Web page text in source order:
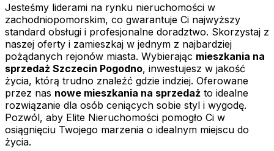
Jesteśmy liderami na rynku nieruchomości w
zachodniopomorskim, co gwarantuje Ci najwyższy
standard obsługi i profesjonalne doradztwo. Skorzystaj z
naszej oferty i zamieszkaj w jednym z najbardziej
pożądanych rejonów miasta. Wybierając mieszkania na
sprzedaż Szczecin Pogodno, inwestujesz w jakość
życia, którą trudno znaleźć gdzie indziej. Oferowane
przez nas nowe mieszkania na sprzedaż to idealne
rozwiązanie dla osób ceniących sobie styl i wygodę.
Pozwól, aby Elite Nieruchomości pomogło Ci w
osiągnięciu Twojego marzenia o idealnym miejscu do
życia.